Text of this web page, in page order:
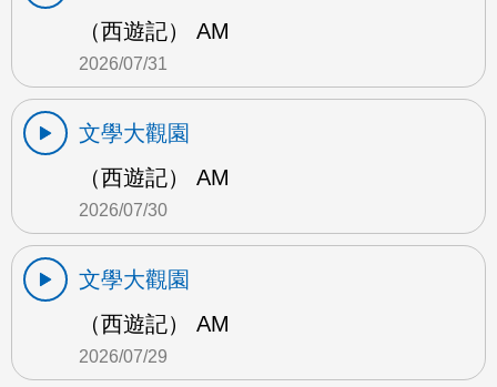
（西遊記） AM
2026/07/31
文學大觀園
（西遊記） AM
2026/07/30
文學大觀園
（西遊記） AM
2026/07/29